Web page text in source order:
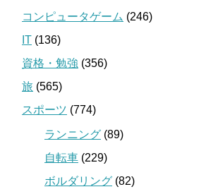
コンピュータゲーム (246)
IT (136)
資格・勉強 (356)
旅 (565)
スポーツ (774)
ランニング (89)
自転車 (229)
ボルダリング (82)